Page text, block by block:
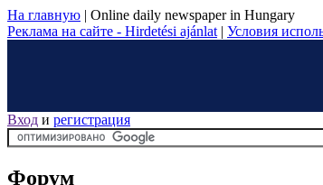
На главную | Online daily newspaper in Hungary
Реклама на сайте - Hirdetési ajánlat | Условия
Вход и регистрация
Форум